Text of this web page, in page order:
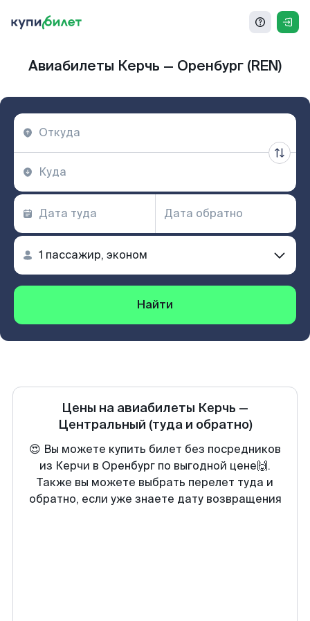
Авиабилеты Керчь — Оренбург (REN)
Найти
Цены на авиабилеты Керчь —
Центральный (туда и обратно)
😍 Вы можете купить билет без посредников
из Керчи в Оренбург по выгодной цене🙌.
Также вы можете выбрать перелет туда и
обратно, если уже знаете дату возвращения